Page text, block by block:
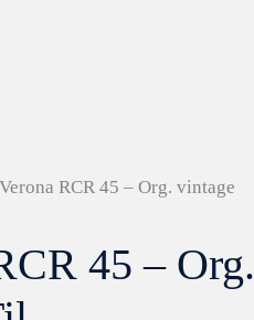
RCR 45 – Org. vintage
45 – Org.